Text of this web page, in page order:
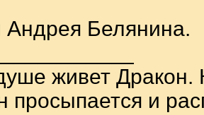
Андрея Белянина.
живет Дракон.
просыпается и